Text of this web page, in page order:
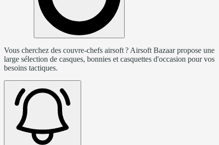
Vous cherchez des couvre-chefs airsoft ? Airsoft Bazaar propose une
large sélection de casques, bonnies et casquettes d'occasion pour vos
besoins tactiques.